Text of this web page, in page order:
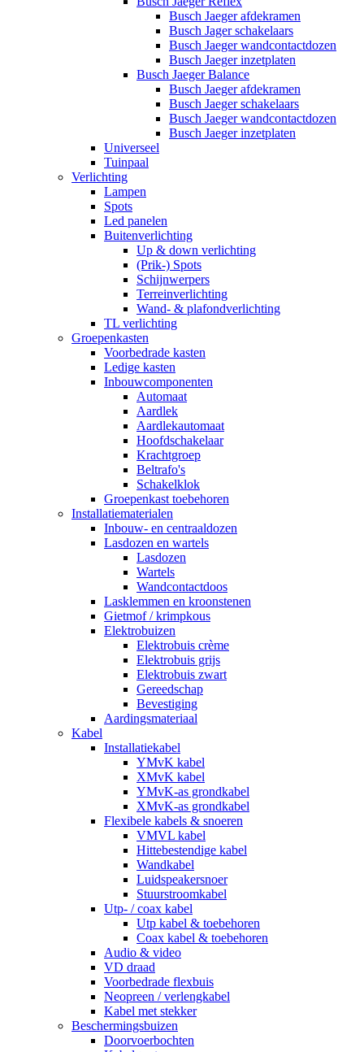
Busch Jaeger afdekramen
Busch Jager schakelaars
Busch Jaeger wandcontactdozen
Busch Jaeger inzetplaten
Busch Jaeger Balance
Busch Jaeger afdekramen
Busch Jaeger schakelaars
Busch Jaeger wandcontactdozen
Busch Jaeger inzetplaten
Universeel
Tuinpaal
Verlichting
Lampen
Spots
Led panelen
Buitenverlichting
Up & down verlichting
(Prik-) Spots
Schijnwerpers
Terreinverlichting
Wand- & plafondverlichting
TL verlichting
Groepenkasten
Voorbedrade kasten
Ledige kasten
Inbouwcomponenten
Automaat
Aardlek
Aardlekautomaat
Hoofdschakelaar
Krachtgroep
Beltrafo's
Schakelklok
Groepenkast toebehoren
Installatiematerialen
Inbouw- en centraaldozen
Lasdozen en wartels
Lasdozen
Wartels
Wandcontactdoos
Lasklemmen en kroonstenen
Gietmof / krimpkous
Elektrobuizen
Elektrobuis crème
Elektrobuis grijs
Elektrobuis zwart
Gereedschap
Bevestiging
Aardingsmateriaal
Kabel
Installatiekabel
YMvK kabel
XMvK kabel
YMvK-as grondkabel
XMvK-as grondkabel
Flexibele kabels & snoeren
VMVL kabel
Hittebestendige kabel
Wandkabel
Luidspeakersnoer
Stuurstroomkabel
Utp- / coax kabel
Utp kabel & toebehoren
Coax kabel & toebehoren
Audio & video
VD draad
Voorbedrade flexbuis
Neopreen / verlengkabel
Kabel met stekker
Beschermingsbuizen
Doorvoerbochten